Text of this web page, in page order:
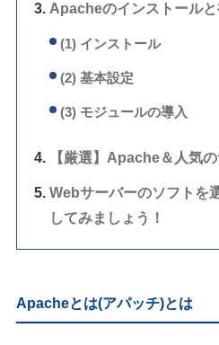
Apacheのインストール
(1) インストール
(2) 基本設定
(3) モジュールの導入
【厳選】Apache＆人気
Webサーバーのソフトを
してみましょう！
Apacheとは(アパッチ)とは